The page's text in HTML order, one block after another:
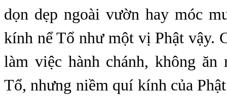
dọn dẹp ngoài vườn hay móc
kính nể Tổ như một vị Phật vậy.
làm việc hành chánh, không ăn
Tổ, nhưng niềm quí kính của